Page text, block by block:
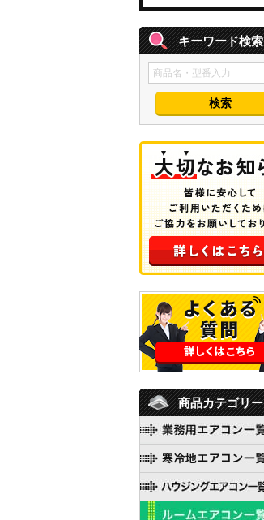
キーワード検索
商品カテゴリー